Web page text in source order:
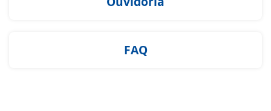
FAQ